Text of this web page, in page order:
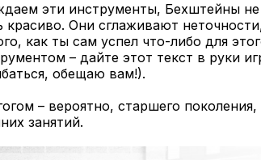
эти инструменты, Бехштейны
красиво. Они сглаживают
как ты сам успел что-либо для
– дайте этот текст в руки
обещаю вам!).
– вероятно, старшего поколения,
занятий.